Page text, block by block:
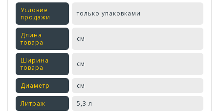
Условие
продажи
только упаковками
Длина
товара
см
Ширина
товара
см
Диаметр см
Литраж 5,3 л